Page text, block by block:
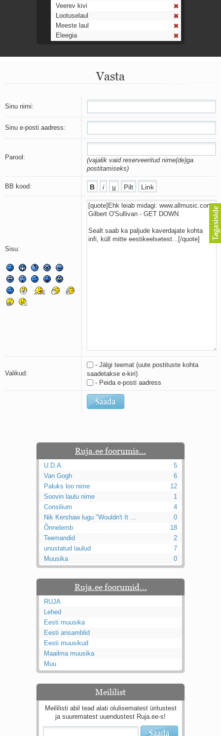
Veerev kivi
Lootuselaul
Meeste laul
Eleegia
Ahtumine
Mu isamaa on minu arm
Ih-ih-hii ja ah-ah-haa
Päikeselapsed
Laul võimalusest
Nii vaikseks kõik on jäänud
Mis saab sellest loomusevalust
Avanemine
Elupõline kaja
Kassimäng
Läänemere lained
Üle müüri
Valgusemaastikud
Vasta
Sinu nimi:
Sinu e-posti aadress:
Parool:
(vajalik vaid reserveeritud nime(de)ga
postitamiseks)
BB kood:
Sisu:
Valikud:
- Jälgi teemat (uute postituste kohta
saadetakse e-kiri)
- Peida e-posti aadress
Ruja.ee foorumis...
U.D.A.
5
Van Gogh
6
Paluks loo nime
12
Soovin laulu nime
1
Consilium
4
Nik Kershaw lugu "Wouldn't It ...
0
Õnnelemb
18
Teemandid
2
unustatud laulud
7
Muusika
0
Ruja.ee foorumid...
RUJA
Lehed
Eesti muusika
Eesti ansamblid
Eesti muusikud
Maailma muusika
Muu
Meililist
Meililisti abil tead alati olulisematest üritustest
ja suurematest uuendustest Ruja.ee-s!